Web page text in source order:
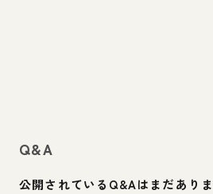
Q&A
公開されているQ&Aはまだありま